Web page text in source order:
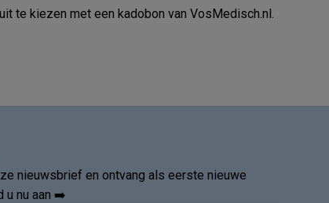
te kiezen met een kadobon van VosMedisch.nl.
nieuwsbrief en ontvang als eerste nieuwe
u nu aan ➡️